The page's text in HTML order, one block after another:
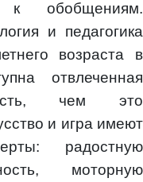
к обобщениям.
и педагогика
возраста в
отвлеченная
чем это
и игра имеют
радостную
моторную